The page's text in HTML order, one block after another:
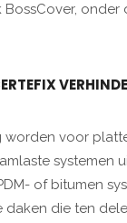
BossCover, onder
worden voor
systemen
of bitumen
die ten